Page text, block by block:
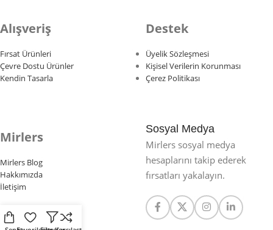
Alışveriş
Fırsat Ürünleri
Çevre Dostu Ürünler
Kendin Tasarla
Destek
Üyelik Sözleşmesi
Kişisel Verilerin Korunması
Çerez Politikası
Mirlers
Mirlers Blog
Hakkımızda
İletişim
Sosyal Medya
Mirlers sosyal medya
hesaplarını takip ederek
fırsatları yakalayın.